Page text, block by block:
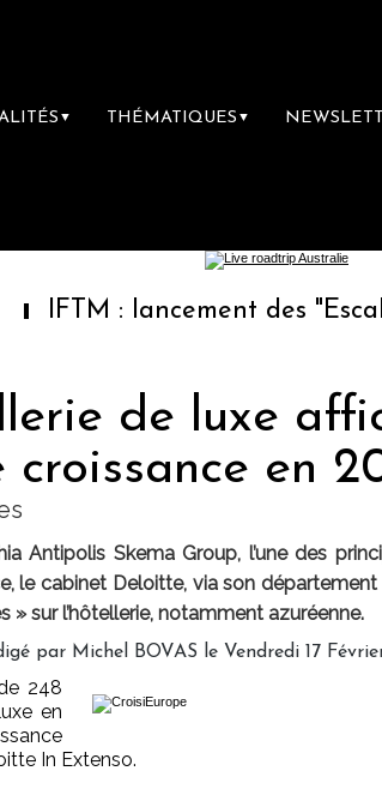
▼ THÉMATIQUES ▼
: lancement des "Escales
de luxe
en
Antipolis Skema Group, l’une des
le cabinet Deloitte, via son département
sur l’hôtellerie, notamment azuréenne.
par Michel BOVAS le Vendredi 17
248
en
In Extenso.